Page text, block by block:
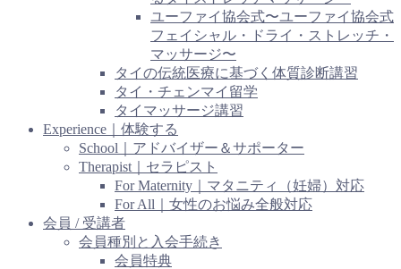
ユーファイ協会式〜ユーファイ協会式
フェイシャル・ドライ・ストレッチ・
マッサージ〜
タイの伝統医療に基づく体質診断講習
タイ・チェンマイ留学
タイマッサージ講習
Experience｜体験する
School｜アドバイザー＆サポーター
Therapist｜セラピスト
For Maternity｜マタニティ（妊婦）対応
For All｜女性のお悩み全般対応
会員 / 受講者
会員種別と入会手続き
会員特典